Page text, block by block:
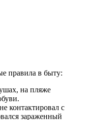
правила в быту:
на пляже
контактировал с
зараженный